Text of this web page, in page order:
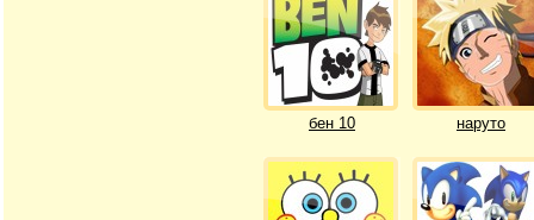
бен 10 наруто